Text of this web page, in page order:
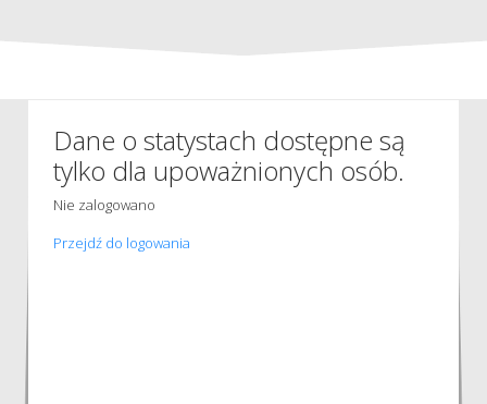
Dane o statystach dostępne są
tylko dla upoważnionych osób.
Nie zalogowano
Przejdź do logowania